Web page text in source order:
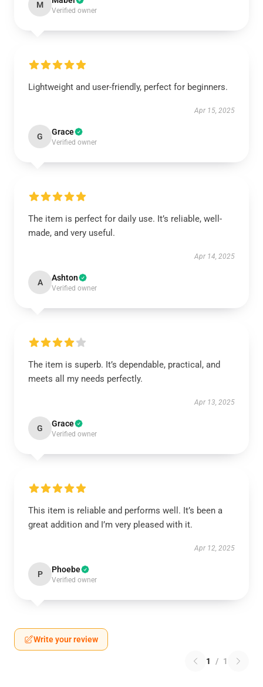
M
Verified owner
Lightweight and user-friendly, perfect for beginners.
Apr 15, 2025
G Grace
Verified owner
The item is perfect for daily use. It’s reliable, well-
made, and very useful.
Apr 14, 2025
A Ashton
Verified owner
The item is superb. It’s dependable, practical, and
meets all my needs perfectly.
Apr 13, 2025
G Grace
Verified owner
This item is reliable and performs well. It’s been a
great addition and I’m very pleased with it.
Apr 12, 2025
P Phoebe
Verified owner
Write your review
1 / 1